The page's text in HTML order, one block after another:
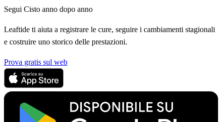
Segui Cisto anno dopo anno
Leaftide ti aiuta a registrare le cure, seguire i cambiamenti stagionali
e costruire uno storico delle prestazioni.
Prova gratis sul web